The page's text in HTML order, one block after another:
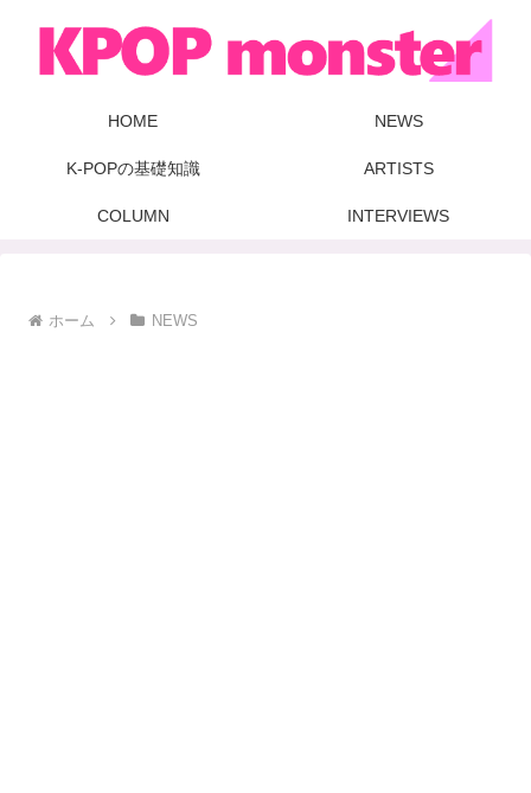
HOME NEWS
K-POPの基礎知識 ARTISTS
COLUMN INTERVIEWS
ホーム NEWS